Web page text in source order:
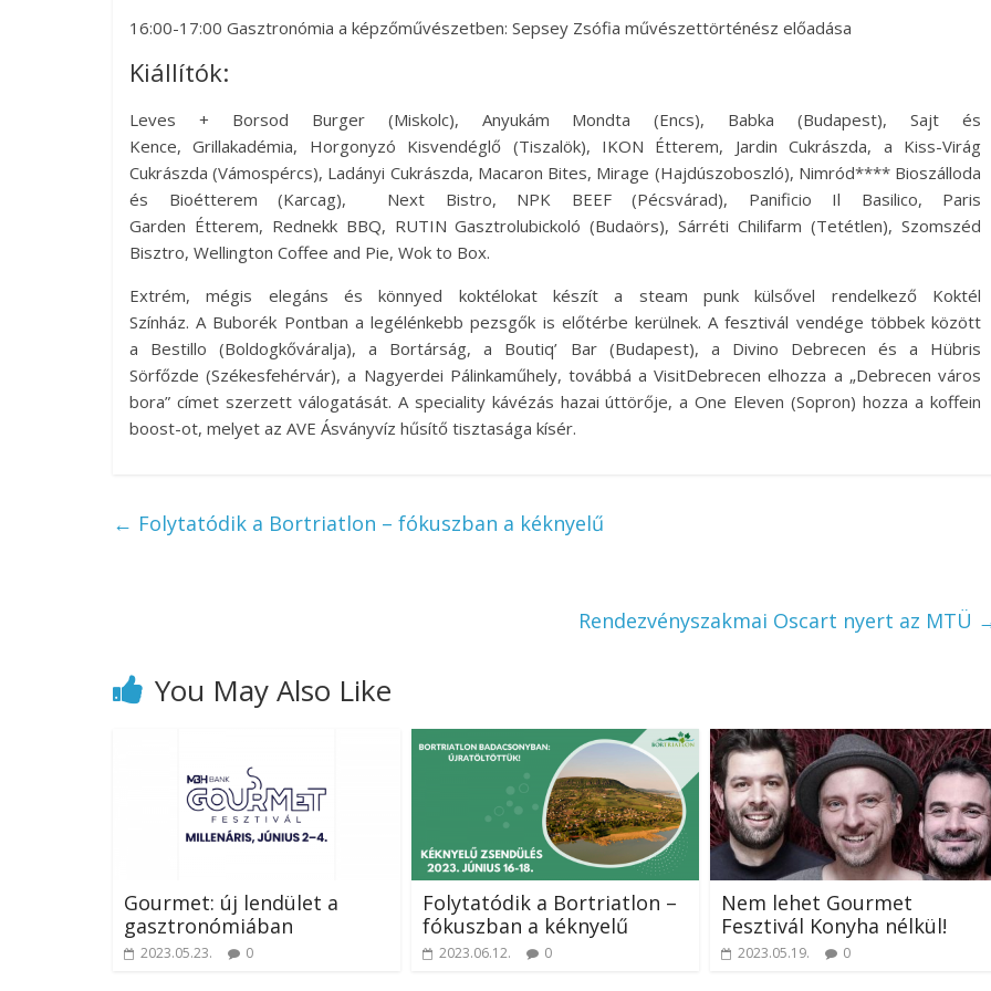
16:00-17:00 Gasztronómia a képzőművészetben: Sepsey Zsófia művészettörténész előadása
Kiállítók:
Leves + Borsod Burger (Miskolc), Anyukám Mondta (Encs), Babka (Budapest), Sajt és
Kence, Grillakadémia, Horgonyzó Kisvendéglő (Tiszalök), IKON Étterem, Jardin Cukrászda, a Kiss-Virág
Cukrászda (Vámospércs), Ladányi Cukrászda, Macaron Bites, Mirage (Hajdúszoboszló), Nimród**** Bioszálloda
és Bioétterem (Karcag), Next Bistro, NPK BEEF (Pécsvárad), Panificio Il Basilico, Paris
Garden Étterem, Rednekk BBQ, RUTIN Gasztrolubickoló (Budaörs), Sárréti Chilifarm (Tetétlen), Szomszéd
Bisztro, Wellington Coffee and Pie, Wok to Box.
Extrém, mégis elegáns és könnyed koktélokat készít a steam punk külsővel rendelkező Koktél
Színház. A Buborék Pontban a legélénkebb pezsgők is előtérbe kerülnek. A fesztivál vendége többek között
a Bestillo (Boldogkőváralja), a Bortárság, a Boutiq’ Bar (Budapest), a Divino Debrecen és a Hübris
Sörfőzde (Székesfehérvár), a Nagyerdei Pálinkaműhely, továbbá a VisitDebrecen elhozza a „Debrecen város
bora” címet szerzett válogatását. A speciality kávézás hazai úttörője, a One Eleven (Sopron) hozza a koffein
boost-ot, melyet az AVE Ásványvíz hűsítő tisztasága kísér.
← Folytatódik a Bortriatlon – fókuszban a kéknyelű
Rendezvényszakmai Oscart nyert az MTÜ
You May Also Like
Gourmet: új lendület a
gasztronómiában
2023.05.23. 0
Folytatódik a Bortriatlon –
fókuszban a kéknyelű
2023.06.12. 0
Nem lehet Gourmet
Fesztivál Konyha nélkül!
2023.05.19. 0